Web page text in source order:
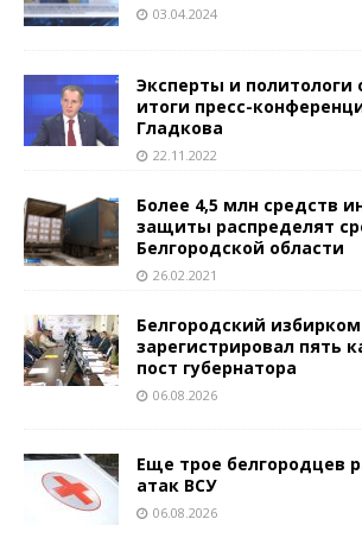
03.04.2024
Эксперты и политологи
итоги пресс-
Гладкова
22.11.2022
Более 4,5 млн средств
защиты распределят
Белгородской области
26.02.2021
Белгородский избирком
зарегистрировал пять
пост губернатора
06.08.2026
Еще трое белгородцев
атак ВСУ
06.08.2026